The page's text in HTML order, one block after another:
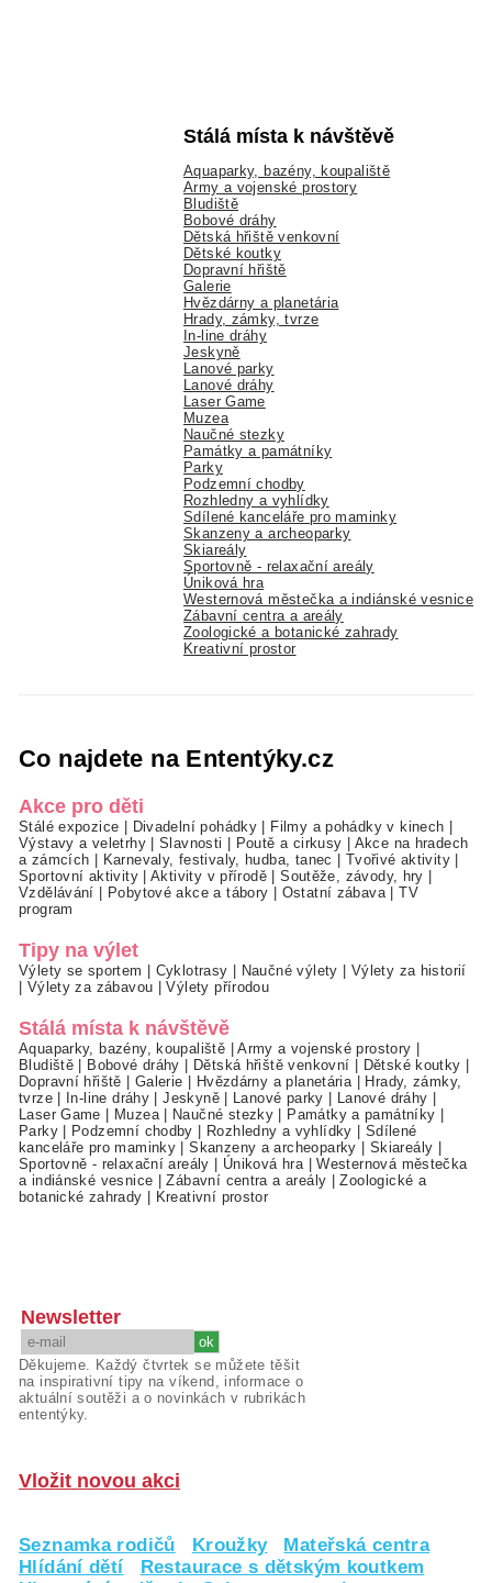
Stálá místa k návštěvě
Aquaparky, bazény, koupaliště
Army a vojenské prostory
Bludiště
Bobové dráhy
Dětská hřiště venkovní
Dětské koutky
Dopravní hřiště
Galerie
Hvězdárny a planetária
Hrady, zámky, tvrze
In-line dráhy
Jeskyně
Lanové parky
Lanové dráhy
Laser Game
Muzea
Naučné stezky
Památky a památníky
Parky
Podzemní chodby
Rozhledny a vyhlídky
Sdílené kanceláře pro maminky
Skanzeny a archeoparky
Skiareály
Sportovně - relaxační areály
Úniková hra
Westernová městečka a indiánské vesnice
Zábavní centra a areály
Zoologické a botanické zahrady
Kreativní prostor
Co najdete na Ententýky.cz
Akce pro děti
Stálé expozice Divadelní pohádky Filmy a pohádky v kinech
Výstavy a veletrhy|Slavnosti Poutě a cirkusy
Akce na hradech
a zámcích
Karnevaly, festivaly, hudba, tanec Tvořivé aktivity
Sportovní aktivity|Aktivity v přírodě |Soutěže, závody, hry
Vzdělávání
Pobytové akce a tábory Ostatní zábava |TV
program
Tipy na výlet
Výlety se sportem Cyklotrasy Naučné výlety
Výlety za historií
Výlety za zábavou |Výlety přírodou
Stálá místa k návštěvě
Aquaparky, bazény, koupaliště |Army a vojenské prostory
Bludiště
Bobové dráhy Dětská hřiště venkovní Dětské koutky
Dopravní hřiště
Galerie Hvězdárny a planetária
Hrady, zámky,
tvrze| In-line dráhy |Jeskyně| Lanové parky Lanové dráhy
Laser Game
Muzea| Naučné stezky Památky a památníky
Parky| Podzemní chodby Rozhledny a vyhlídky
Sdílené
kanceláře pro maminky |Skanzeny a archeoparky Skiareály
Sportovně - relaxační areály
Úniková hra |Westernová městečka
a indiánské vesnice |Zábavní centra a areály |Zoologické a
botanické zahrady
Kreativní prostor
Newsletter
Děkujeme. Každý čtvrtek se můžete těšit
na inspirativní tipy na víkend, informace o
aktuální soutěži a o novinkách v rubrikách
ententýky.
Vložit novou akci
Seznamka rodičů Kroužky
Mateřská centra
Hlídání dětí
Restaurace s dětským koutkem